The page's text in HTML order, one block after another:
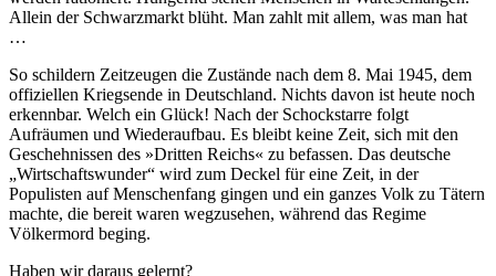
Allein der Schwarzmarkt blüht. Man zahlt mit allem, was man hat
…
So schildern Zeitzeugen die Zustände nach dem 8. Mai 1945, dem
offiziellen Kriegsende in Deutschland. Nichts davon ist heute noch
erkennbar. Welch ein Glück! Nach der Schockstarre folgt
Aufräumen und Wiederaufbau. Es bleibt keine Zeit, sich mit den
Geschehnissen des »Dritten Reichs« zu befassen. Das deutsche
Wirtschaftswunder
wird zum Deckel für eine Zeit, in der
Populisten auf Menschenfang gingen und ein ganzes Volk zu Tätern
machte, die bereit waren wegzusehen, während das Regime
Völkermord beging.
Haben wir daraus gelernt?